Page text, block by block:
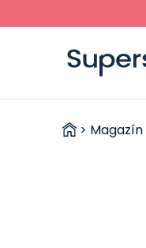
ZDRAVÉ
> Magazín